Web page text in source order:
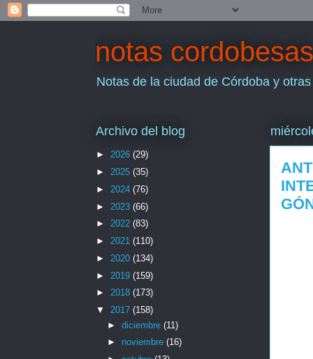
notas cordobesas
Notas de la ciudad de Córdoba y
Archivo del blog
► 2026 (29)
► 2025 (35)
► 2024 (76)
► 2023 (66)
► 2022 (83)
► 2021 (110)
► 2020 (134)
► 2019 (159)
► 2018 (173)
▼ 2017 (158)
► diciembre (11)
► noviembre (16)